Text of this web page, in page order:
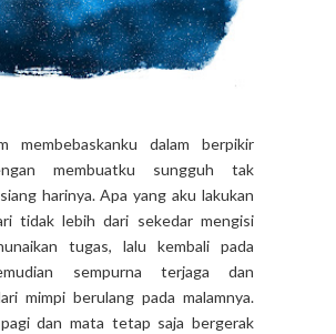
membebaskanku dalam berpikir
membuatku sungguh tak
harinya. Apa yang aku lakukan
tidak lebih dari sekedar mengisi
tugas, lalu kembali pada
sempurna terjaga dan
mimpi berulang pada malamnya.
dan mata tetap saja bergerak